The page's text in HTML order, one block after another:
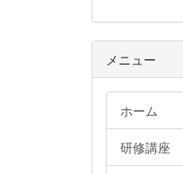
メニュー
ホーム
研修講座